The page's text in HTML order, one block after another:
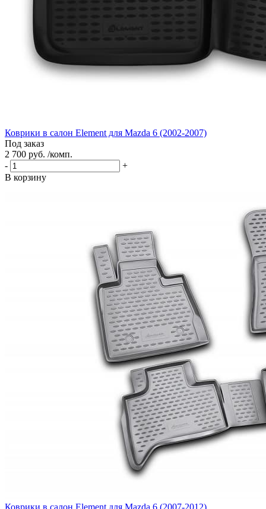
Коврики в салон Element для Mazda 6 (2002-2007)
Под заказ
2 700 руб. /комп.
-
+
В корзину
Коврики в салон Element для Mazda 6 (2007-2012)